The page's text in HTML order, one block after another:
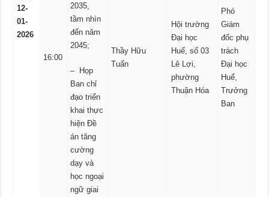
12-
01-
2026
16:00
2035,
tầm nhìn
đến năm
2045;
– Họp
Ban chỉ
đạo triển
khai thực
hiện Đề
án tăng
cường
dạy và
học ngoại
ngữ giai
Thầy Hữu
Tuấn
Hội trường
Đại học
Huế, số 03
Lê Lợi,
phường
Thuận Hóa
Phó
Giám
đốc phụ
trách
Đại học
Huế,
Trưởng
Ban